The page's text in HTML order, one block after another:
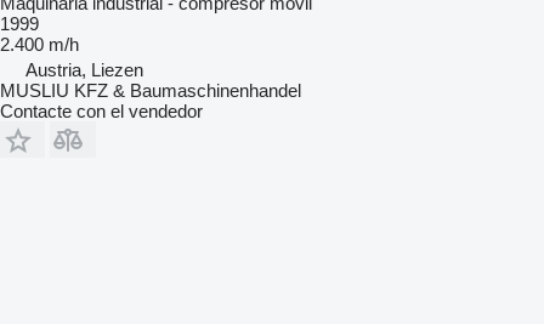
1999
2.400 m/h
Austria, Liezen
MUSLIU KFZ & Baumaschinenhandel
Contacte con el vendedor